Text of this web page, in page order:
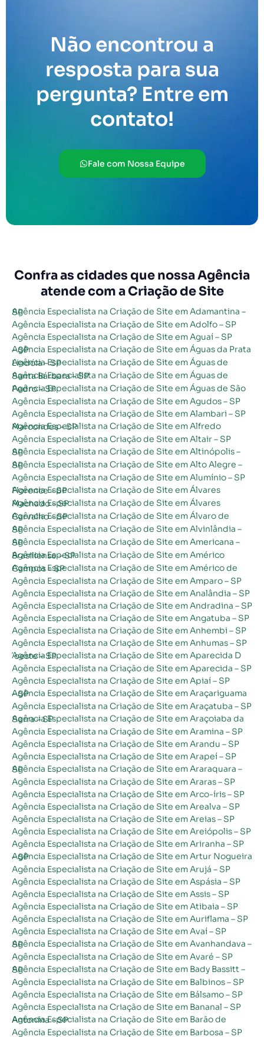
Não encontrou a
resposta para sua
pergunta? Entre em
contato!
Fale com Nossa Equipe
Confra as cidades que nossa Agência
atende com a Criação de Site
Agência Especialista na Criação de Site em Adamantina – SP
Agência Especialista na Criação de Site em Adolfo – SP
Agência Especialista na Criação de Site em Aguaí – SP
Agência Especialista na Criação de Site em Águas da Prata – SP
Agência Especialista na Criação de Site em Águas de Lindóia – SP
Agência Especialista na Criação de Site em Águas de Santa Bárbara – SP
Agência Especialista na Criação de Site em Águas de São Pedro – SP
Agência Especialista na Criação de Site em Agudos – SP
Agência Especialista na Criação de Site em Alambari – SP
Agência Especialista na Criação de Site em Alfredo Marcondes – SP
Agência Especialista na Criação de Site em Altair – SP
Agência Especialista na Criação de Site em Altinópolis – SP
Agência Especialista na Criação de Site em Alto Alegre – SP
Agência Especialista na Criação de Site em Alumínio – SP
Agência Especialista na Criação de Site em Álvares Florence – SP
Agência Especialista na Criação de Site em Álvares Machado – SP
Agência Especialista na Criação de Site em Álvaro de Carvalho – SP
Agência Especialista na Criação de Site em Alvinlândia – SP
Agência Especialista na Criação de Site em Americana – SP
Agência Especialista na Criação de Site em Américo Brasiliense – SP
Agência Especialista na Criação de Site em Américo de Campos – SP
Agência Especialista na Criação de Site em Amparo – SP
Agência Especialista na Criação de Site em Analândia – SP
Agência Especialista na Criação de Site em Andradina – SP
Agência Especialista na Criação de Site em Angatuba – SP
Agência Especialista na Criação de Site em Anhembi – SP
Agência Especialista na Criação de Site em Anhumas – SP
Agência Especialista na Criação de Site em Aparecida D´oeste – SP
Agência Especialista na Criação de Site em Aparecida – SP
Agência Especialista na Criação de Site em Apiaí – SP
Agência Especialista na Criação de Site em Araçariguama – SP
Agência Especialista na Criação de Site em Araçatuba – SP
Agência Especialista na Criação de Site em Araçoiaba da Serra – SP
Agência Especialista na Criação de Site em Aramina – SP
Agência Especialista na Criação de Site em Arandu – SP
Agência Especialista na Criação de Site em Arapeí – SP
Agência Especialista na Criação de Site em Araraquara – SP
Agência Especialista na Criação de Site em Araras – SP
Agência Especialista na Criação de Site em Arco-íris – SP
Agência Especialista na Criação de Site em Arealva – SP
Agência Especialista na Criação de Site em Areias – SP
Agência Especialista na Criação de Site em Areiópolis – SP
Agência Especialista na Criação de Site em Ariranha – SP
Agência Especialista na Criação de Site em Artur Nogueira – SP
Agência Especialista na Criação de Site em Arujá – SP
Agência Especialista na Criação de Site em Aspásia – SP
Agência Especialista na Criação de Site em Assis – SP
Agência Especialista na Criação de Site em Atibaia – SP
Agência Especialista na Criação de Site em Auriflama – SP
Agência Especialista na Criação de Site em Avaí – SP
Agência Especialista na Criação de Site em Avanhandava – SP
Agência Especialista na Criação de Site em Avaré – SP
Agência Especialista na Criação de Site em Bady Bassitt – SP
Agência Especialista na Criação de Site em Balbinos – SP
Agência Especialista na Criação de Site em Bálsamo – SP
Agência Especialista na Criação de Site em Bananal – SP
Agência Especialista na Criação de Site em Barão de Antonina – SP
Agência Especialista na Criação de Site em Barbosa – SP